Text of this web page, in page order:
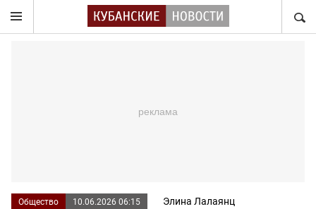
Общество 10.06.2026 06:15 Элина Лалаянц